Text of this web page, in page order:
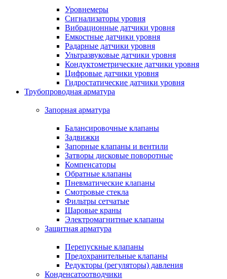
Уровнемеры
Сигнализаторы уровня
Вибрационные датчики уровня
Емкостные датчики уровня
Радарные датчики уровня
Ультразвуковые датчики уровня
Кондуктометрические датчики уровня
Цифровые датчики уровня
Гидростатические датчики уровня
Трубопроводная арматура
Запорная арматура
Балансировочные клапаны
Задвижки
Запорные клапаны и вентили
Затворы дисковые поворотные
Компенсаторы
Обратные клапаны
Пневматические клапаны
Смотровые стекла
Фильтры сетчатые
Шаровые краны
Электромагнитные клапаны
Защитная арматура
Перепускные клапаны
Предохранительные клапаны
Редукторы (регуляторы) давления
Конденсатоотводчики